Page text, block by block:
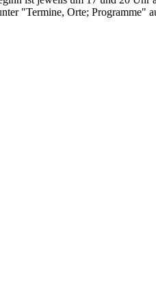
"Termine, Orte; Programme"